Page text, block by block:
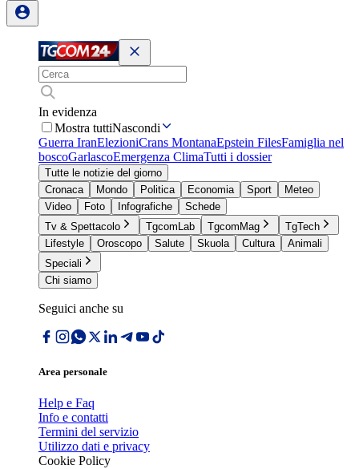
In evidenza
Mostra tuttiNascondi
Guerra IranElezioniCrans MontanaEpstein FilesFamiglia nel
boscoGarlascoEmergenza ClimaTutti i dossier
Tutte le notizie del giorno
Cronaca
Mondo Politica Economia Sport
Meteo
Video
Foto Infografiche
Schede
Tv & Spettacolo
TgcomLab TgcomMag
TgTech
Lifestyle
Oroscopo Salute Skuola Cultura
Animali
Speciali
Chi siamo
Seguici anche su
Area personale
Help e Faq
Info e contatti
Termini del servizio
Utilizzo dati e privacy
Cookie Policy